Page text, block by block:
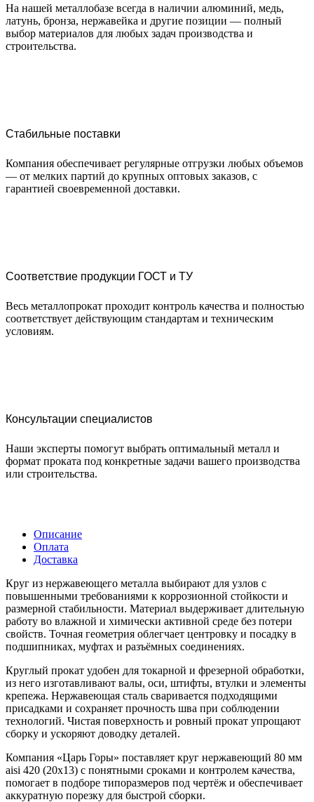
На нашей металлобазе всегда в наличии алюминий, медь,
латунь, бронза, нержавейка и другие позиции — полный
выбор материалов для любых задач производства и
строительства.
Стабильные поставки
Компания обеспечивает регулярные отгрузки любых объемов
— от мелких партий до крупных оптовых заказов, с
гарантией своевременной доставки.
Соответствие продукции ГОСТ и ТУ
Весь металлопрокат проходит контроль качества и полностью
соответствует действующим стандартам и техническим
условиям.
Консультации специалистов
Наши эксперты помогут выбрать оптимальный металл и
формат проката под конкретные задачи вашего производства
или строительства.
Описание
Оплата
Доставка
Круг из нержавеющего металла выбирают для узлов с
повышенными требованиями к коррозионной стойкости и
размерной стабильности. Материал выдерживает длительную
работу во влажной и химически активной среде без потери
свойств. Точная геометрия облегчает центровку и посадку в
подшипниках, муфтах и разъёмных соединениях.
Круглый прокат удобен для токарной и фрезерной обработки,
из него изготавливают валы, оси, штифты, втулки и элементы
крепежа. Нержавеющая сталь сваривается подходящими
присадками и сохраняет прочность шва при соблюдении
технологий. Чистая поверхность и ровный прокат упрощают
сборку и ускоряют доводку деталей.
Компания «Царь Горы» поставляет круг нержавеющий 80 мм
aisi 420 (20х13) с понятными сроками и контролем качества,
помогает в подборе типоразмеров под чертёж и обеспечивает
аккуратную порезку для быстрой сборки.